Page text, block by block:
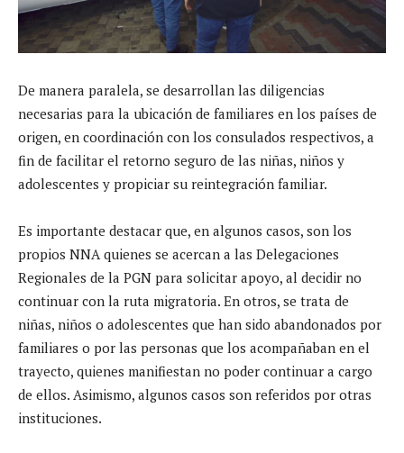
De manera paralela, se desarrollan las diligencias
necesarias para la ubicación de familiares en los países de
origen, en coordinación con los consulados respectivos, a
fin de facilitar el retorno seguro de las niñas, niños y
adolescentes y propiciar su reintegración familiar.
Es importante destacar que, en algunos casos, son los
propios NNA quienes se acercan a las Delegaciones
Regionales de la PGN para solicitar apoyo, al decidir no
continuar con la ruta migratoria. En otros, se trata de
niñas, niños o adolescentes que han sido abandonados por
familiares o por las personas que los acompañaban en el
trayecto, quienes manifiestan no poder continuar a cargo
de ellos. Asimismo, algunos casos son referidos por otras
instituciones.